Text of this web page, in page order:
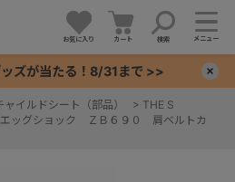
お気に入り カート 検索 メニュー
ズが当たる！8/31まで >>
ャイルドシート（部品） > THE S
グショック ＺＢ６９０ 肩ベルトカ